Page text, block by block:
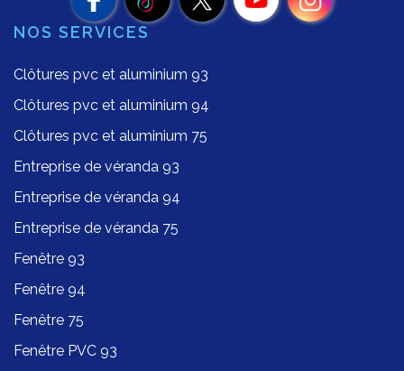
NOS SERVICES
Clôtures pvc et aluminium 93
Clôtures pvc et aluminium 94
Clôtures pvc et aluminium 75
Entreprise de véranda 93
Entreprise de véranda 94
Entreprise de véranda 75
Fenêtre 93
Fenêtre 94
Fenêtre 75
Fenêtre PVC 93